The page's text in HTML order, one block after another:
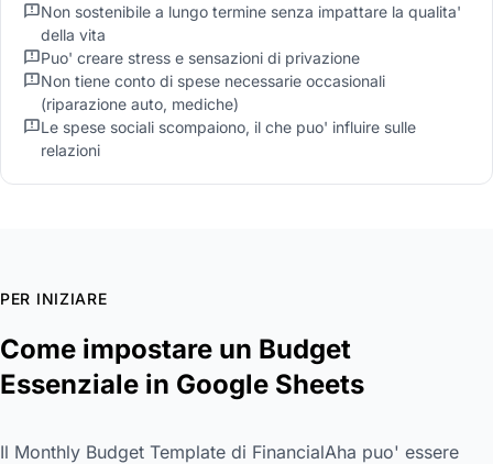
Non sostenibile a lungo termine senza impattare la qualita'
della vita
Puo' creare stress e sensazioni di privazione
Non tiene conto di spese necessarie occasionali
(riparazione auto, mediche)
Le spese sociali scompaiono, il che puo' influire sulle
relazioni
PER INIZIARE
Come impostare un Budget
Essenziale in Google Sheets
Il Monthly Budget Template di FinancialAha puo' essere